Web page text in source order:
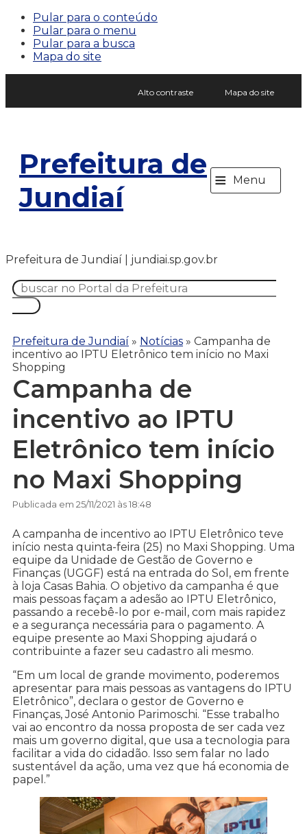
Pular para o conteúdo
Pular para o menu
Pular para a busca
Mapa do site
Alto contraste Mapa do site
Prefeitura de
Jundiaí
≡ Menu
Prefeitura de Jundiaí | jundiai.sp.gov.br
Prefeitura de Jundiaí » Notícias » Campanha de
incentivo ao IPTU Eletrônico tem início no Maxi
Shopping
Campanha de
incentivo ao IPTU
Eletrônico tem início
no Maxi Shopping
Publicada em 25/11/2021 às 18:48
A campanha de incentivo ao IPTU Eletrônico teve
início nesta quinta-feira (25) no Maxi Shopping. Uma
equipe da Unidade de Gestão de Governo e
Finanças (UGGF) está na entrada do Sol, em frente
à loja Casas Bahia. O objetivo da campanha é que
mais pessoas façam a adesão ao IPTU Eletrônico,
passando a recebê-lo por e-mail, com mais rapidez
e a segurança necessária para o pagamento. A
equipe presente ao Maxi Shopping ajudará o
contribuinte a fazer seu cadastro ali mesmo.
“Em um local de grande movimento, poderemos
apresentar para mais pessoas as vantagens do IPTU
Eletrônico”, declara o gestor de Governo e
Finanças, José Antonio Parimoschi. “Esse trabalho
vai ao encontro da nossa proposta de ser cada vez
mais um governo digital, que usa a tecnologia para
facilitar a vida do cidadão. Isso sem falar no lado
sustentável da ação, uma vez que há economia de
papel.”